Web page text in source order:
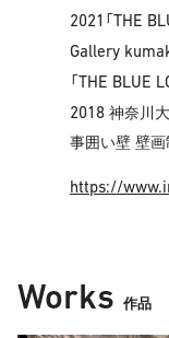
2021 「THE
Gallery
「THE BLUE
2018 神奈川
事囲い壁 壁
https://
Works 作品